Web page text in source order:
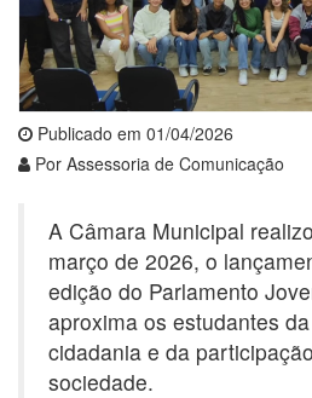
Publicado em 01/04/2026
Por Assessoria de Comunicação
A Câmara Municipal
março de 2026, o
edição do Parlamento
aproxima os estudantes
cidadania e da
sociedade.